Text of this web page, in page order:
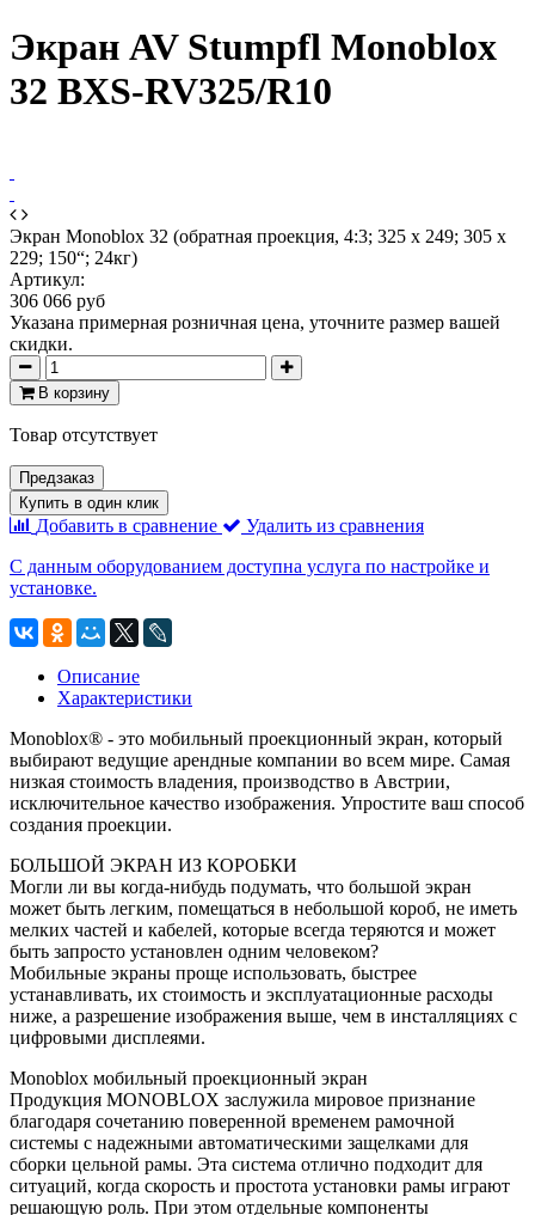
Экран AV Stumpfl Monoblox
32 BXS-RV325/R10
Экран Monoblox 32 (обратная проекция, 4:3; 325 x 249; 305 x
229; 150“; 24кг)
Артикул:
306 066 руб
Указана примерная розничная цена, уточните размер вашей
скидки.
В корзину
Товар отсутствует
Предзаказ
Купить в один клик
Добавить в сравнение
Удалить из сравнения
С данным оборудованием доступна услуга по настройке и
установке.
Описание
Характеристики
Monoblox® - это мобильный проекционный экран, который
выбирают ведущие арендные компании во всем мире. Самая
низкая стоимость владения, производство в Австрии,
исключительное качество изображения. Упростите ваш способ
создания проекции.
БОЛЬШОЙ ЭКРАН ИЗ КОРОБКИ
Могли ли вы когда-нибудь подумать, что большой экран
может быть легким, помещаться в небольшой короб, не иметь
мелких частей и кабелей, которые всегда теряются и может
быть запросто установлен одним человеком?
Мобильные экраны проще использовать, быстрее
устанавливать, их стоимость и эксплуатационные расходы
ниже, а разрешение изображения выше, чем в инсталляциях с
цифровыми дисплеями.
Monoblox мобильный проекционный экран
Продукция MONOBLOX заслужила мировое признание
благодаря сочетанию поверенной временем рамочной
системы с надежными автоматическими защелками для
сборки цельной рамы. Эта система отлично подходит для
ситуаций, когда скорость и простота установки рамы играют
решающую роль. При этом отдельные компоненты